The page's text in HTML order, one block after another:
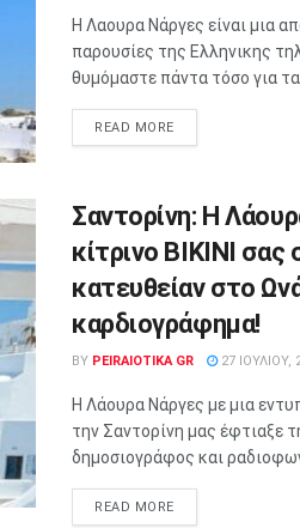
Η Λαουρα Νάργες είναι μια
παρουσίες της Ελληνικης
θυμόμαστε πάντα τόσο για τα
READ MORE
Σαντορίνη: Η
κίτρινο ΒΙΚΙΝΙ σας
κατευθείαν στο
καρδιογράφημα!
BY PEIRAIOTIKA GR 27 ΙΟΥΛΊΟΥ,
Η Λάουρα Νάργες με μια
την Σαντορίνη μας έφτιαξε
δημοσιογράφος και
READ MORE